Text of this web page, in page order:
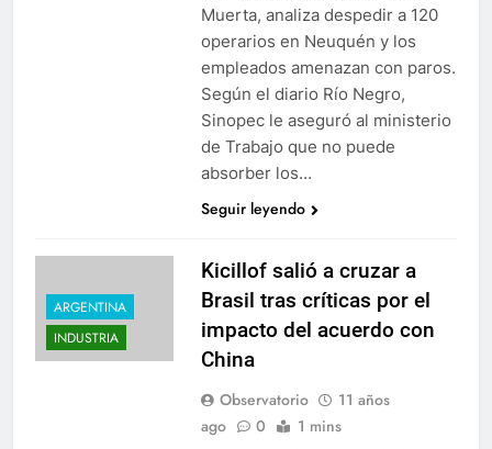
Muerta, analiza despedir a 120
operarios en Neuquén y los
empleados amenazan con paros.
Según el diario Río Negro,
Sinopec le aseguró al ministerio
de Trabajo que no puede
absorber los…
Seguir leyendo
ARGENTINA
INDUSTRIA
Kicillof salió a cruzar a
Brasil tras críticas por el
impacto del acuerdo con
China
Observatorio
11 años
ago
0 1 mins